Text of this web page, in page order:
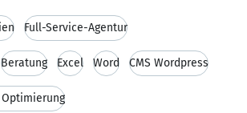
Full-Service-Agentur
Beratung Excel Word CMS Wordpress
Optimierung